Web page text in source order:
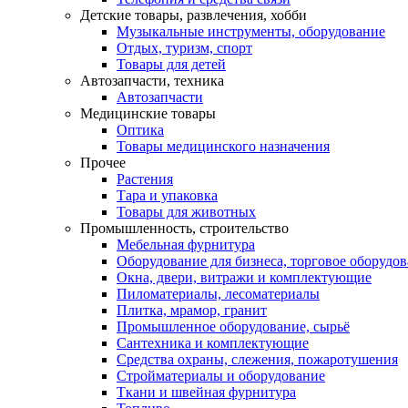
Детские товары, развлечения, хобби
Музыкальные инструменты, оборудование
Отдых, туризм, спорт
Товары для детей
Автозапчасти, техника
Автозапчасти
Медицинские товары
Оптика
Товары медицинского назначения
Прочее
Растения
Тара и упаковка
Товары для животных
Промышленность, строительство
Мебельная фурнитура
Оборудование для бизнеса, торговое
Окна, двери, витражи и комплектующие
Пиломатериалы, лесоматериалы
Плитка, мрамор, гранит
Промышленное оборудование, сырьё
Сантехника и комплектующие
Средства охраны, слежения, пожаротушения
Стройматериалы и оборудование
Ткани и швейная фурнитура